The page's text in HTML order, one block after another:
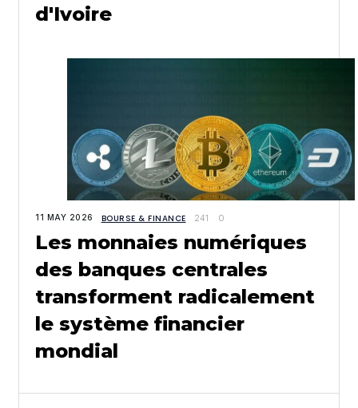
d'Ivoire
11 MAY 2026 BOURSE & FINANCE 241 0
Les monnaies numériques
des banques centrales
transforment radicalement
le système financier
mondial